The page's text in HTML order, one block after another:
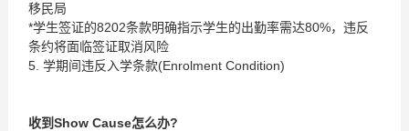
移民局
*学生签证的8202条款明确指示学生的出勤率需达80%，违反
条约将面临签证取消风险
5. 学期间违反入学条款(Enrolment Condition)
收到Show Cause怎么办?